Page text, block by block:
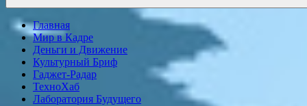
Главная
Мир в Кадре
Деньги и Движение
Культурный Бриф
Гаджет-Радар
ТехноХаб
Лаборатория Будущего